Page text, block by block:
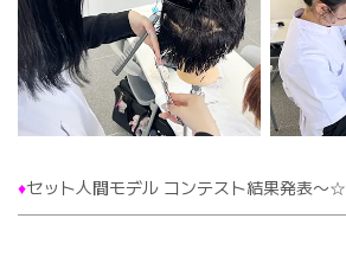
♦️セット人間モデル コンテスト結果発表〜☆